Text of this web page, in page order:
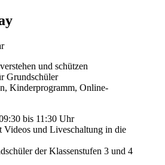
und schützen
Grundschüler
Kinderprogramm, Online-
bis 11:30 Uhr
und Liveschaltung in die
der Klassenstufen 3 und 4